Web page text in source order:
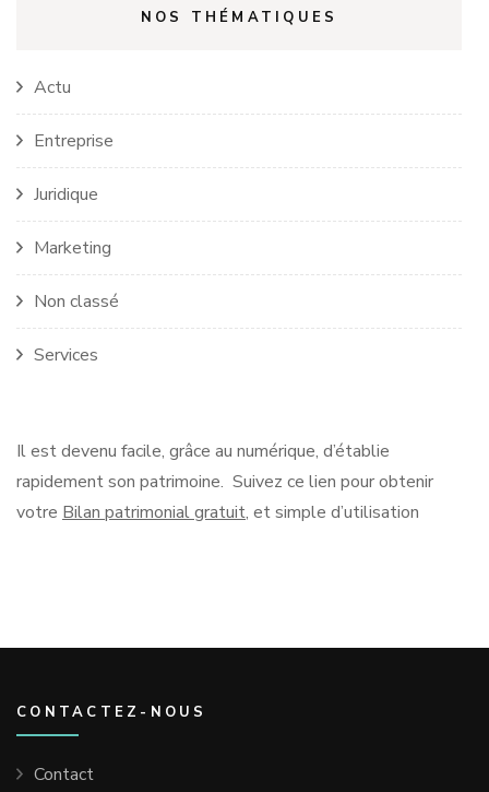
NOS THÉMATIQUES
Actu
Entreprise
Juridique
Marketing
Non classé
Services
Il est devenu facile, grâce au numérique, d’établie
rapidement son patrimoine. Suivez ce lien pour obtenir
votre Bilan patrimonial gratuit, et simple d’utilisation
CONTACTEZ-NOUS
Contact